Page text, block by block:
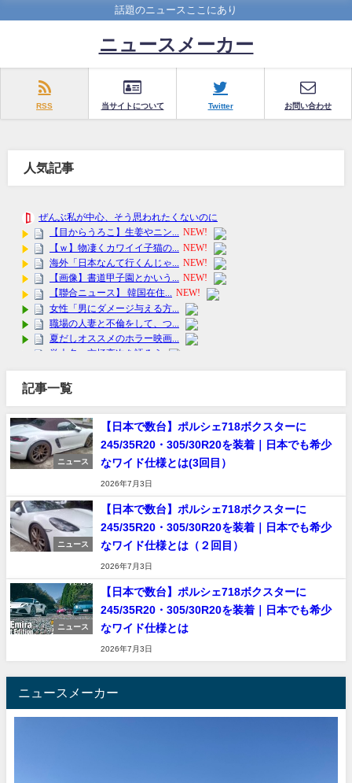
話題のニュースここにあり
ニュースメーカー
RSS 当サイトについて Twitter お問い合わせ
人気記事
記事一覧
ニュース
【日本で数台】ポルシェ718ボクスターに
245/35R20・305/30R20を装着｜日本でも希少
なワイド仕様とは(3回目）
2026年7月3日
ニュース
【日本で数台】ポルシェ718ボクスターに
245/35R20・305/30R20を装着｜日本でも希少
なワイド仕様とは（２回目）
2026年7月3日
ニュース
【日本で数台】ポルシェ718ボクスターに
245/35R20・305/30R20を装着｜日本でも希少
なワイド仕様とは
2026年7月3日
ニュースメーカー